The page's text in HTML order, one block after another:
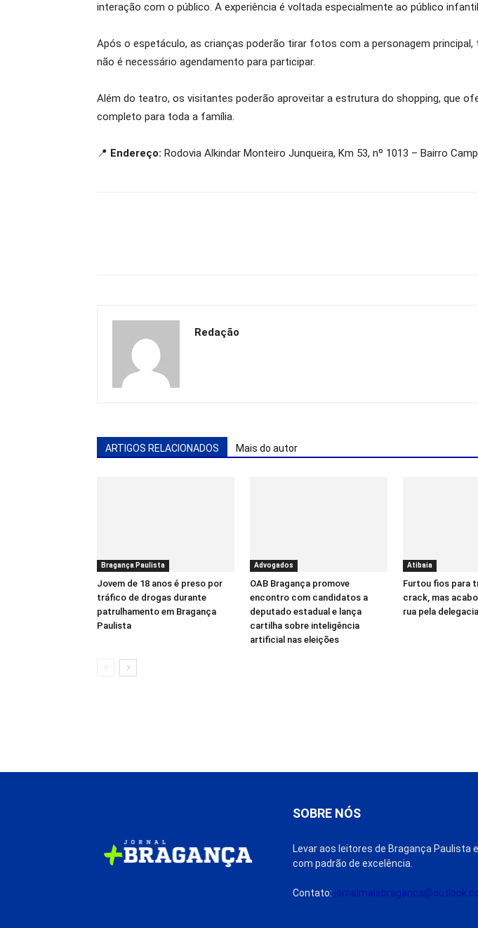
interação com o público. A experiência é voltada especialmente ao público
Após o espetáculo, as crianças poderão tirar fotos com a personagem
não é necessário agendamento para participar.
Além do teatro, os visitantes poderão aproveitar a estrutura do shopping, que
completo para toda a família.
📍 Endereço: Rodovia Alkindar Monteiro Junqueira, Km 53, nº 1013 – Bairro
Redação
ARTIGOS RELACIONADOS Mais do autor
Bragança Paulista
Jovem de 18 anos é preso por
tráfico de drogas durante
patrulhamento em Bragança
Paulista
Advogados
OAB Bragança promove
encontro com candidatos a
deputado estadual e lança
cartilha sobre inteligência
artificial nas eleições
Atibaia
Furtou fios para
crack, mas
rua pela delegacia
SOBRE NÓS
Levar aos leitores de Bragança Paulista
com padrão de excelência.
Contato: